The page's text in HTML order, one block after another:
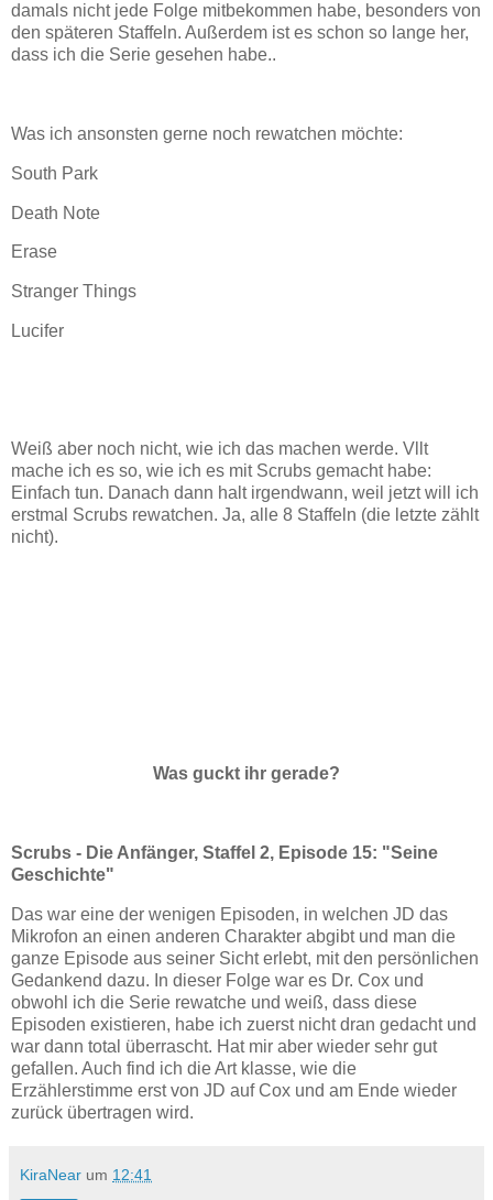
damals nicht jede Folge mitbekommen habe, besonders von
den späteren Staffeln. Außerdem ist es schon so lange her,
dass ich die Serie gesehen habe..
Was ich ansonsten gerne noch rewatchen möchte:
South Park
Death Note
Erase
Stranger Things
Lucifer
Weiß aber noch nicht, wie ich das machen werde. Vllt
mache ich es so, wie ich es mit Scrubs gemacht habe:
Einfach tun. Danach dann halt irgendwann, weil jetzt will ich
erstmal Scrubs rewatchen. Ja, alle 8 Staffeln (die letzte zählt
nicht).
Was guckt ihr gerade?
Scrubs - Die Anfänger, Staffel 2, Episode 15: "Seine
Geschichte"
Das war eine der wenigen Episoden, in welchen JD das
Mikrofon an einen anderen Charakter abgibt und man die
ganze Episode aus seiner Sicht erlebt, mit den persönlichen
Gedankend dazu. In dieser Folge war es Dr. Cox und
obwohl ich die Serie rewatche und weiß, dass diese
Episoden existieren, habe ich zuerst nicht dran gedacht und
war dann total überrascht. Hat mir aber wieder sehr gut
gefallen. Auch find ich die Art klasse, wie die
Erzählerstimme erst von JD auf Cox und am Ende wieder
zurück übertragen wird.
KiraNear um 12:41